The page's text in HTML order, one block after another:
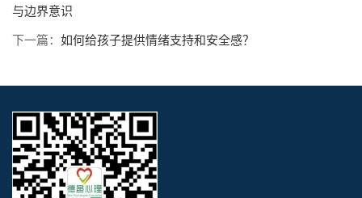
与边界意识
下一篇： 如何给孩子提供情绪支持和安全感？